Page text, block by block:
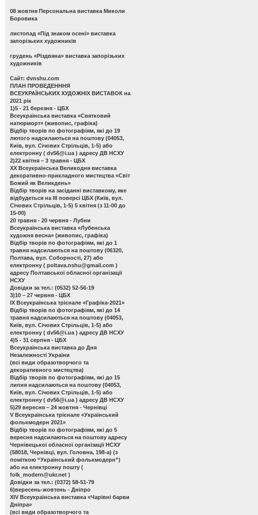
08 жовтня Персональна виставка Миколи
Боровика
листопад «Під знаком осені» виставка
запорізьких художників
грудень «Різдвяна» виставка запорізьких
художників
Сайт: dvnshu.com
ПЛАН ПРОВЕДЕНННЯ
ВСЕУКРАЇНСЬКИХ ХУДОЖНІХ ВИСТАВОК на
2021 рік
1)5 - 21 березня - ЦБХ
Всеукраїнська виставка «Святковий
натюрморт» (живопис, графіка)
Відбір творів по фотографіям, які до 19
лютого надсилаються на поштову (04053,
Київ, вул. Січових Стрільців, 1-5) або
електронну ( dv56@i.ua ) адресу ДВ НСХУ
2)22 квітня – 3 травня - ЦБХ
ХХ Всеукраїнська Великодня виставка
декоративно-прикладного мистецтва «Світ
Божий як Великдень»
Відбір творів на засіданні виставкому, яке
відбудеться на ІІІ поверсі ЦБХ (Київ, вул.
Січових Стрільців, 1-5) 5 квітня (з 11-00 до
15-00)
20 травня - 20 червня - Лубни
Всеукраїнська виставка «Лубенська
художня весна» (живопис, графіка)
Відбір творів по фотографіям, які до 1
травня надсилаються на поштову (06320,
Полтава, вул. Соборності, 27) або
електронну ( poltava.nshu@gmail.com )
адресу Полтавської обласної організації
НСХУ
Довідки за тел.: (0532) 52-56-19
3)10 – 27 червня - ЦБХ
ІХ Всеукраїнська трієнале «Графіка-2021»
Відбір творів по фотографіям, які до 14
травня надсилаються на поштову (04053,
Київ, вул. Січових Стрільців, 1-5) або
електронну ( dv56@i.ua ) адресу ДВ НСХУ
4)5 - 31 серпня - ЦБХ
Всеукраїнська виставка до Дня
Незалежності України
(всі види образотворчого та
декоративного мистецтва)
Відбір творів по фотографіям, які до 15
липня надсилаються на поштову (04053,
Київ, вул. Січових Стрільців, 1-5) або
електронну ( dv56@i.ua ) адресу ДВ НСХУ
5)29 вересня – 24 жовтня - Чернівці
V Всеукраїнська трієнале «Український
фолькмодерн 2021»
Відбір творів по фотографіям, які до 5
вересня надсилаються на поштову адресу
Чернівецької обласної організації НСХУ
(58018, Чернівці, вул. Головна, 198-а) (з
поміткою “Український фолькмодерн”)
або на електронну пошту (
folk_modern@ukr.net )
Довідки за тел.: (0372) 58-51-79
6)вересень-жовтень - Дніпро
ХІV Всеукраїнська виставка «Чарівні барви
Дніпра»
(всі види образотворчого та